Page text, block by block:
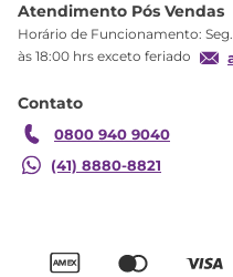
Troca
Formas de Pagamento
Garantia
Atendimento Pós Vendas
Horário de Funcionamento: Seg.
às 18:00 hrs exceto feriado
Contato
0800 940 9040
(41) 8880-8821